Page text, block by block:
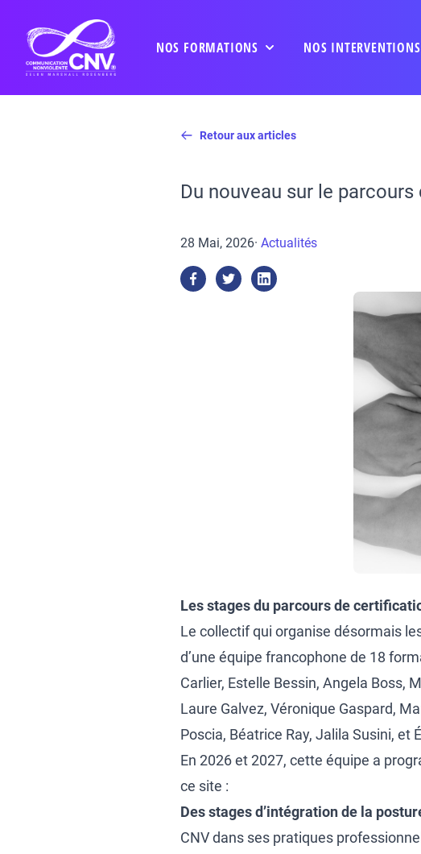
NOS FORMATIONS NOS
Retour aux articles
Du nouveau sur le
28 Mai, 2026· Actualités
Les stages du parcours de
Le collectif qui organise désormais
d’une équipe francophone de 18
Carlier, Estelle Bessin, Angela Boss,
Laure Galvez, Véronique Gaspard,
Poscia, Béatrice Ray, Jalila Susini, et
En 2026 et 2027, cette équipe a
ce site :
Des stages d’intégration de la
CNV dans ses pratiques